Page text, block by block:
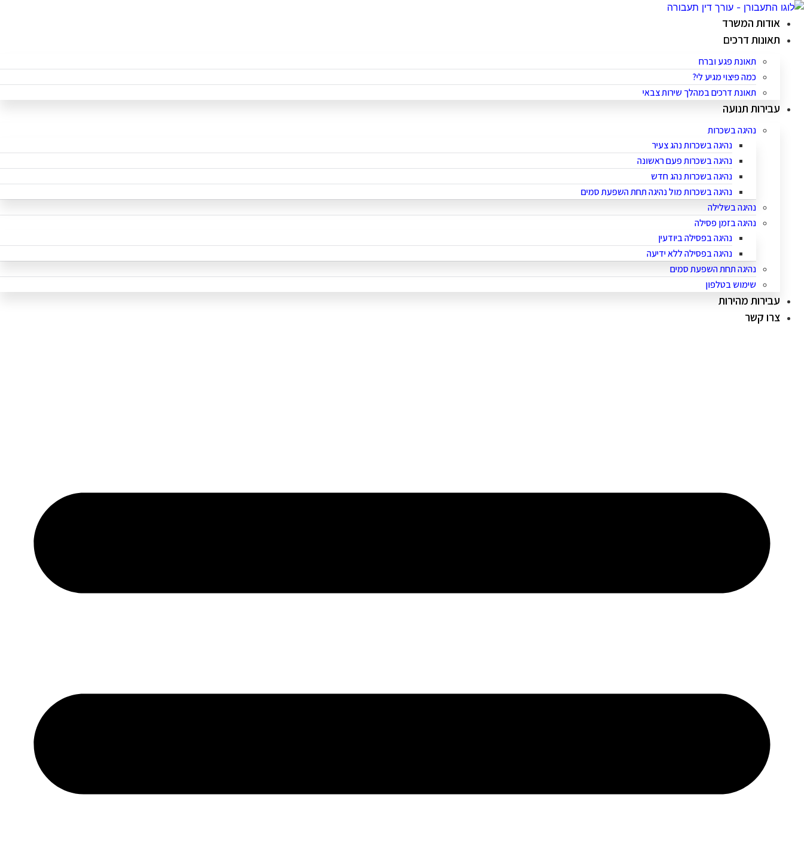
דלג
לתוכן אודות המשרד
תאונות דרכים
תאונת פגע וברח
כמה פיצוי מגיע לי?
תאונת דרכים במהלך שירות צבאי
עבירות תנועה
נהיגה בשכרות
נהיגה בשכרות נהג צעיר
נהיגה בשכרות פעם ראשונה
נהיגה בשכרות נהג חדש
נהיגה בשכרות מול נהיגה תחת השפעת סמים
נהיגה בשלילה
נהיגה בזמן פסילה
נהיגה בפסילה ביודעין
נהיגה בפסילה ללא ידיעה
נהיגה תחת השפעת סמים
שימוש בטלפון
עבירות מהירות
צרו קשר